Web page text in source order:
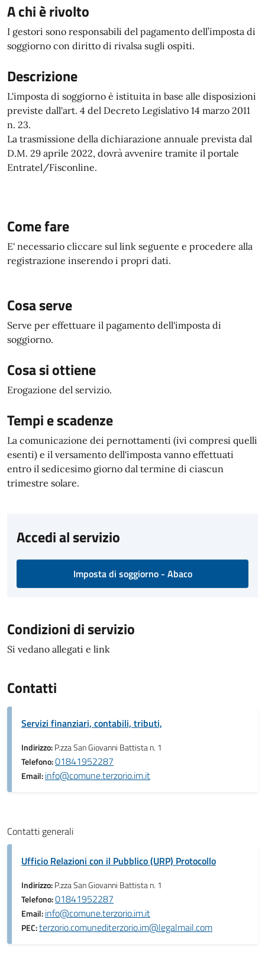
A chi è rivolto
I gestori sono responsabili del pagamento dell’imposta di
soggiorno con diritto di rivalsa sugli ospiti.
Descrizione
L'imposta di soggiorno è istituita in base alle disposizioni
previste dall'art. 4 del Decreto Legislativo 14 marzo 2011
n. 23.
La trasmissione della dichiarazione annuale prevista dal
D.M. 29 aprile 2022, dovrà avvenire tramite il portale
Entratel/Fisconline.
Come fare
E' necessario cliccare sul link seguente e procedere alla
registrazione inserendo i propri dati.
Cosa serve
Serve per effettuare il pagamento dell'imposta di
soggiorno.
Cosa si ottiene
Erogazione del servizio.
Tempi e scadenze
La comunicazione dei pernottamenti (ivi compresi quelli
esenti) e il versamento dell'imposta vanno effettuati
entro il sedicesimo giorno dal termine di ciascun
trimestre solare.
Accedi al servizio
Imposta di soggiorno - Abaco
Condizioni di servizio
Si vedano allegati e link
Contatti
Servizi finanziari, contabili, tributi,
Indirizzo:P.zza San Giovanni Battista n. 1
Telefono:01841952287
Email:info@comune.terzorio.im.it
Contatti generali
Ufficio Relazioni con il Pubblico (URP) Protocollo
Indirizzo:P.zza San Giovanni Battista n. 1
Telefono:01841952287
Email:info@comune.terzorio.im.it
PEC:terzorio.comunediterzorio.im@legalmail.com